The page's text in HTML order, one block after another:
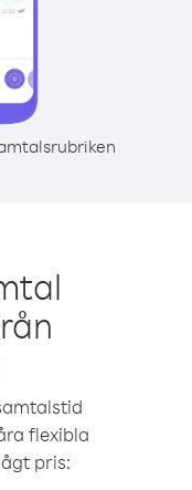
flexibla
pris: